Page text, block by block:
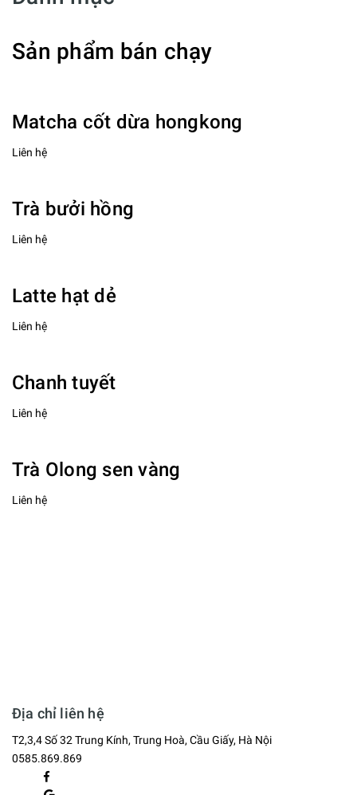
Sản phẩm bán chạy
Matcha cốt dừa hongkong
Liên hệ
Trà bưởi hồng
Liên hệ
Latte hạt dẻ
Liên hệ
Chanh tuyết
Liên hệ
Trà Olong sen vàng
Liên hệ
Địa chỉ liên hệ
T2,3,4 Số 32 Trung Kính, Trung Hoà, Cầu Giấy, Hà Nội
0585.869.869